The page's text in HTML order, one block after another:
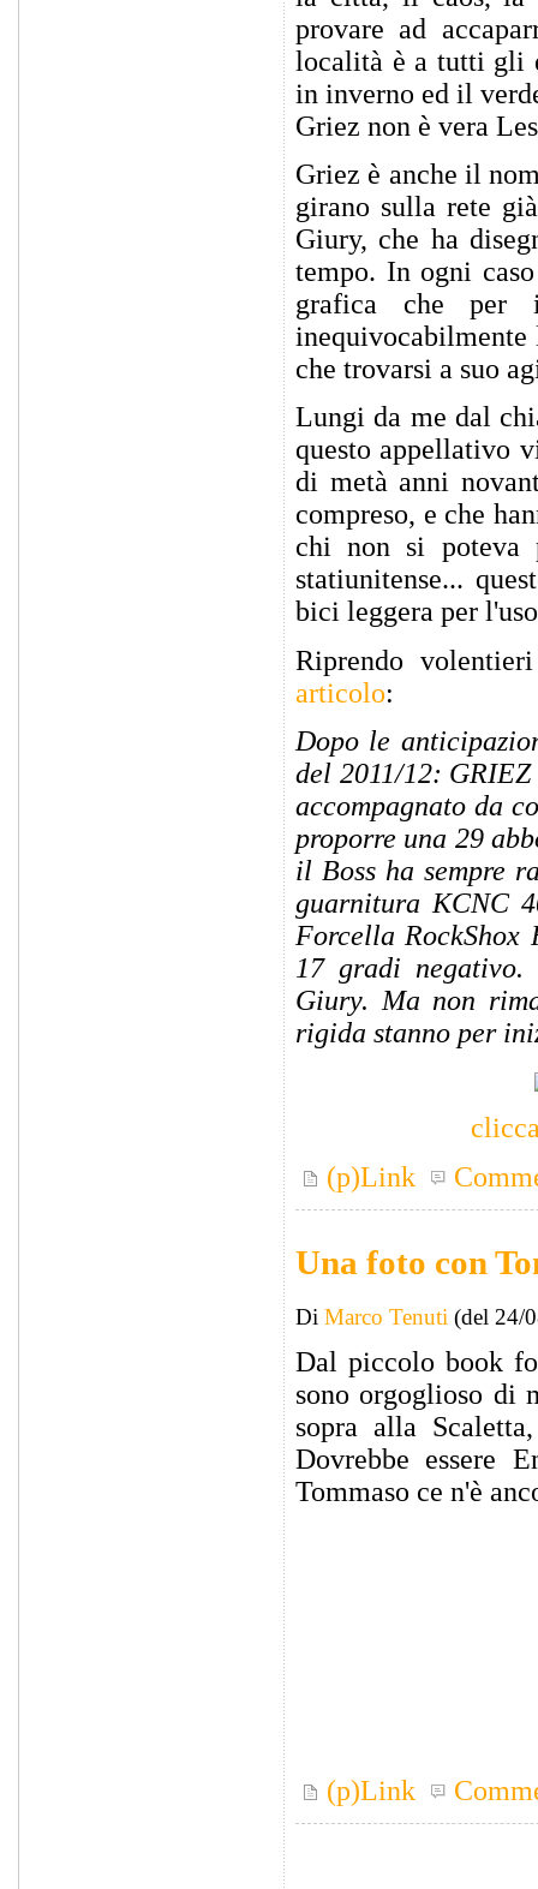
provare ad
località è a tutti gli
in inverno ed il
Griez non è vera
Griez è anche il
girano sulla rete
Giury, che ha
tempo. In ogni
grafica che per
inequivocabilmente
che trovarsi a suo
Lungi da me dal
questo appellativo
di metà anni
compreso, e che
chi non si poteva
statiunitense...
bici leggera per
Riprendo
articolo:
Dopo le
del 2011/12:
accompagnato da
proporre una 29
il Boss ha sempre
guarnitura KCNC
Forcella RockShox
17 gradi
Giury. Ma non
rigida stanno per
(p)Link
Una foto con
Di Marco Tenuti (del 24/
Dal piccolo book
sono orgoglioso di
sopra alla
Dovrebbe essere
Tommaso ce n'è
(p)Link